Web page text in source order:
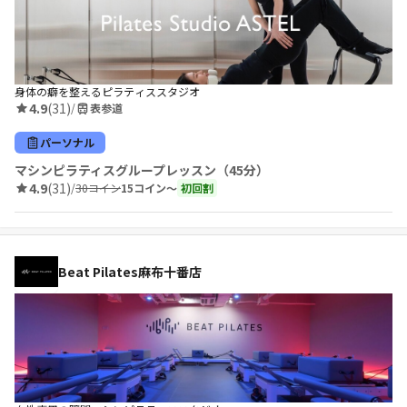
身体の癖を整えるピラティススタジオ
4.9(31)/ 表参道
パーソナル
マシンピラティスグループレッスン（45分）
4.9(31)/30コイン15コイン〜 初回割
Beat Pilates麻布十番店